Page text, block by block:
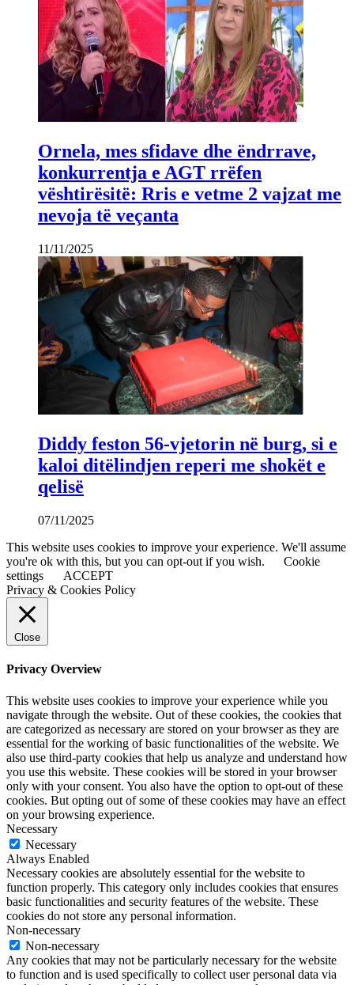
Ornela, mes sfidave dhe ëndrrave,
konkurrentja e AGT rrëfen
vështirësitë: Rris e vetme 2 vajzat me
nevoja të veçanta
11/11/2025
Diddy feston 56-vjetorin në burg, si e
kaloi ditëlindjen reperi me shokët e
qelisë
07/11/2025
This website uses cookies to improve your experience. We'll assume
you're ok with this, but you can opt-out if you wish.
Cookie
settings
ACCEPT
Privacy & Cookies Policy
Close
Privacy Overview
This website uses cookies to improve your experience while you
navigate through the website. Out of these cookies, the cookies that
are categorized as necessary are stored on your browser as they are
essential for the working of basic functionalities of the website. We
also use third-party cookies that help us analyze and understand how
you use this website. These cookies will be stored in your browser
only with your consent. You also have the option to opt-out of these
cookies. But opting out of some of these cookies may have an effect
on your browsing experience.
Necessary
Necessary
Always Enabled
Necessary cookies are absolutely essential for the website to
function properly. This category only includes cookies that ensures
basic functionalities and security features of the website. These
cookies do not store any personal information.
Non-necessary
Non-necessary
Any cookies that may not be particularly necessary for the website
to function and is used specifically to collect user personal data via